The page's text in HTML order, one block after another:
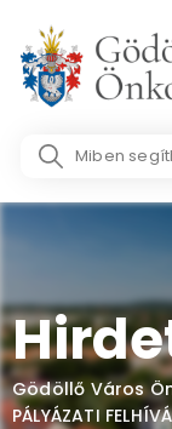
content
Search
Gödöllő Város
PÁLYÁZATI